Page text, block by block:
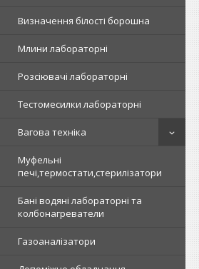
Визначення білості борошна
Млини лабораторні
Розсіювачі лабораторні
Тестомесилки лабораторні
Вагова техніка
Муфельні
печі,термостати,стерилізатори
Бані водяні лабораторні та
колбонагреватели
Газоаналізатори